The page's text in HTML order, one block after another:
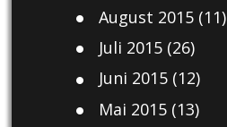
August 2015(11)
Juli 2015(26)
Juni 2015(12)
Mai 2015(13)